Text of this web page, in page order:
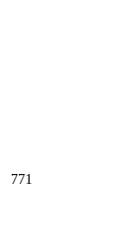
771